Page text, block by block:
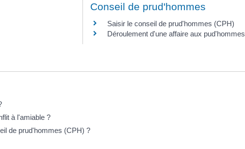
Conseil de prud'hommes
Saisir le conseil de prud'hommes (CPH)
Déroulement d'une affaire aux pud'hommes
à l'amiable ?
de prud'hommes (CPH) ?